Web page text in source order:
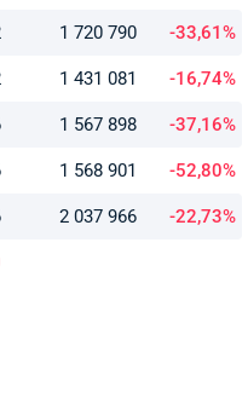
1 720 790 -33,61%
1 431 081 -16,74%
1 567 898 -37,16%
1 568 901 -52,80%
2 037 966 -22,73%